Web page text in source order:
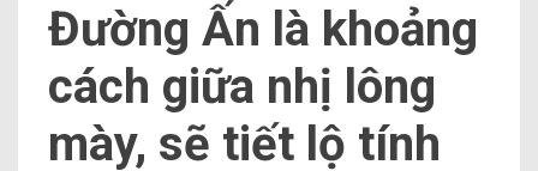
Đường Ấn là khoảng
cách giữa nhị lông
mày, sẽ tiết lộ tính